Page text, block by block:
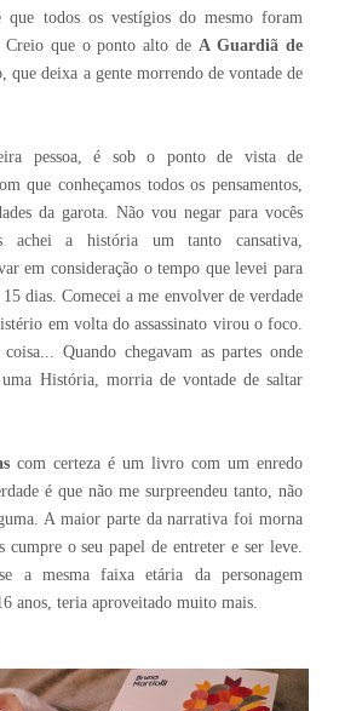
que todos os vestígios do mesmo foram
Creio que o ponto alto de A Guardiã de
que deixa a gente morrendo de vontade de
pessoa, é sob o ponto de vista de
que conheçamos todos os pensamentos,
da garota. Não vou negar para vocês
achei a história um tanto cansativa,
em consideração o tempo que levei para
dias. Comecei a me envolver de verdade
em volta do assassinato virou o foco.
Quando chegavam as partes onde
História, morria de vontade de saltar
com certeza é um livro com um enredo
é que não me surpreendeu tanto, não
A maior parte da narrativa foi morna
cumpre o seu papel de entreter e ser leve.
a mesma faixa etária da personagem
anos, teria aproveitado muito mais.